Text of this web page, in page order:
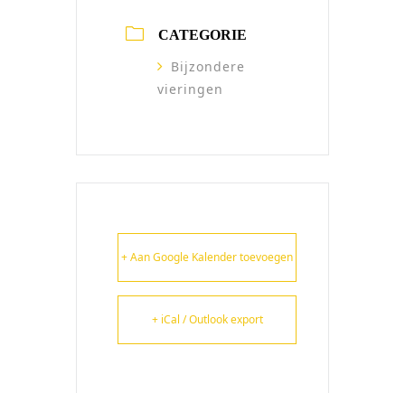
CATEGORIE
Bijzondere
vieringen
+ Aan Google Kalender toevoegen
+ iCal / Outlook export